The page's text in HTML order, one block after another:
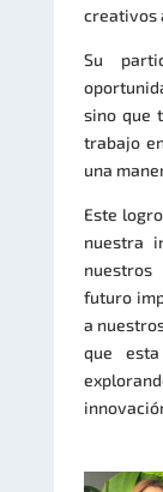
creativos
Su
sino que
trabajo
una
Este
nuestra
futuro
a
que